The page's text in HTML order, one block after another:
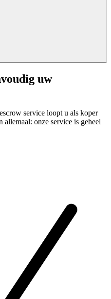
uw
service loopt u als koper
allemaal: onze service is geheel